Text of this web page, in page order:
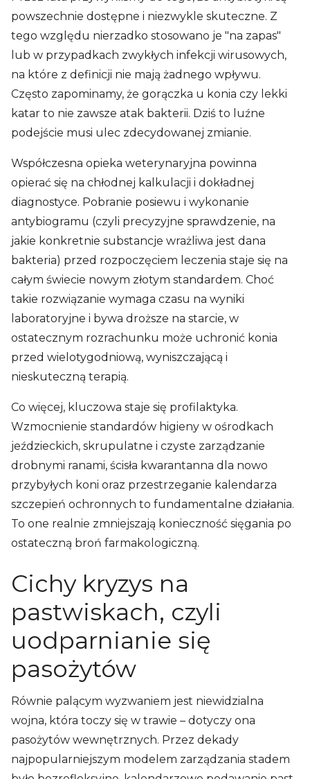
powszechnie dostępne i niezwykle skuteczne. Z
tego względu nierzadko stosowano je "na zapas"
lub w przypadkach zwykłych infekcji wirusowych,
na które z definicji nie mają żadnego wpływu.
Często zapominamy, że gorączka u konia czy lekki
katar to nie zawsze atak bakterii. Dziś to luźne
podejście musi ulec zdecydowanej zmianie.
Współczesna opieka weterynaryjna powinna
opierać się na chłodnej kalkulacji i dokładnej
diagnostyce. Pobranie posiewu i wykonanie
antybiogramu (czyli precyzyjne sprawdzenie, na
jakie konkretnie substancje wrażliwa jest dana
bakteria) przed rozpoczęciem leczenia staje się na
całym świecie nowym złotym standardem. Choć
takie rozwiązanie wymaga czasu na wyniki
laboratoryjne i bywa droższe na starcie, w
ostatecznym rozrachunku może uchronić konia
przed wielotygodniową, wyniszczającą i
nieskuteczną terapią.
Co więcej, kluczowa staje się profilaktyka.
Wzmocnienie standardów higieny w ośrodkach
jeździeckich, skrupulatne i czyste zarządzanie
drobnymi ranami, ścisła kwarantanna dla nowo
przybyłych koni oraz przestrzeganie kalendarza
szczepień ochronnych to fundamentalne działania.
To one realnie zmniejszają konieczność sięgania po
ostateczną broń farmakologiczną.
Cichy kryzys na
pastwiskach, czyli
uodparnianie się
pasożytów
Równie palącym wyzwaniem jest niewidzialna
wojna, która toczy się w trawie – dotyczy ona
pasożytów wewnętrznych. Przez dekady
najpopularniejszym modelem zarządzania stadem